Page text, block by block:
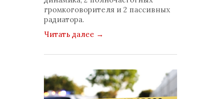
громкоговорителя и 2 пассивных
радиатора.
Читать далее →